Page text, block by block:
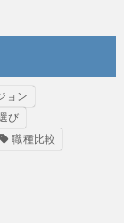
ョン
び
職種比較